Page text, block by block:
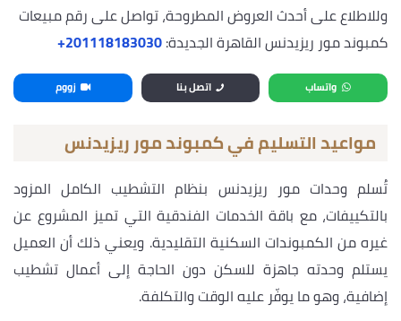
وللاطلاع على أحدث العروض المطروحة، تواصل على رقم مبيعات
كمبوند مور ريزيدنس القاهرة الجديدة:‎+201118183030
واتساب اتصل بنا زووم
مواعيد التسليم في كمبوند مور ريزيدنس
تُسلم وحدات مور ريزيدنس بنظام التشطيب الكامل المزود
بالتكييفات، مع باقة الخدمات الفندقية التي تميز المشروع عن
غيره من الكمبوندات السكنية التقليدية. ويعني ذلك أن العميل
يستلم وحدته جاهزة للسكن دون الحاجة إلى أعمال تشطيب
إضافية، وهو ما يوفّر عليه الوقت والتكلفة.